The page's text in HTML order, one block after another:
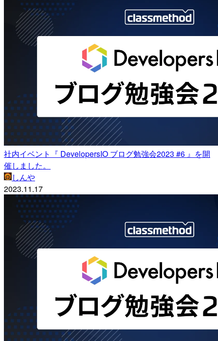
社内イベント『 DevelopersIO ブログ勉強会2023 #6 』を開
催しました。
しんや
2023.11.17